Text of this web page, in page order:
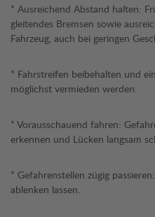
* Ausreichend Abstand halten:
gleitendes Bremsen sowie
Fahrzeug, auch bei geringen
* Fahrstreifen beibehalten und
möglichst vermieden werden.
* Vorausschauend fahren:
erkennen und Lücken langsam
* Gefahrenstellen zügig
ablenken lassen.